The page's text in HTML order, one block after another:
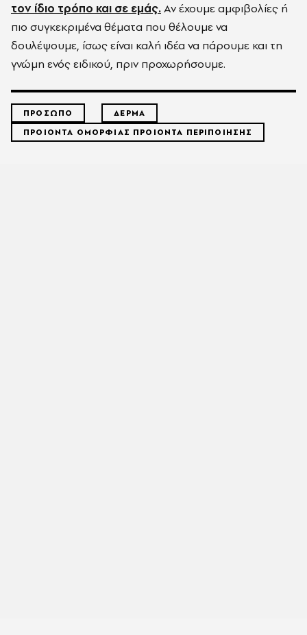
τον ίδιο τρόπο και σε εμάς.Αν έχουμε αμφιβολίες ή
πιο συγκεκριμένα θέματα που θέλουμε να
δουλέψουμε, ίσως είναι καλή ιδέα να πάρουμε και τη
γνώμη ενός ειδικού, πριν προχωρήσουμε.
ΠΡΟΣΩΠΟ
ΔΕΡΜΑ
ΠΡΟΙΟΝΤΑ ΟΜΟΡΦΙΑΣ ΠΡΟΙΟΝΤΑ ΠΕΡΙΠΟΙΗΣΗΣ